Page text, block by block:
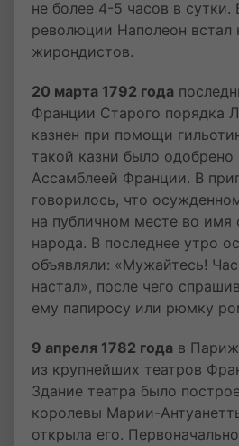
не более 4-5 часов в
революции Наполеон встал
жирондистов.
20 марта 1792 года
Франции Старого порядка
казнен при помощи
такой казни было одобрено
Ассамблеей Франции. В
говорилось, что
на публичном месте во имя
народа. В последнее утро
объявляли: «Мужайтесь!
настал», после чего
ему папиросу или рюмку
9 апреля 1782 года в
из крупнейших театров
Здание театра было
королевы Марии-
открыла его.